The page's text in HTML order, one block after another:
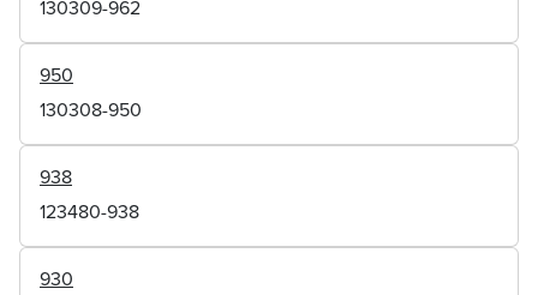
130309-962
950
130308-950
938
123480-938
930